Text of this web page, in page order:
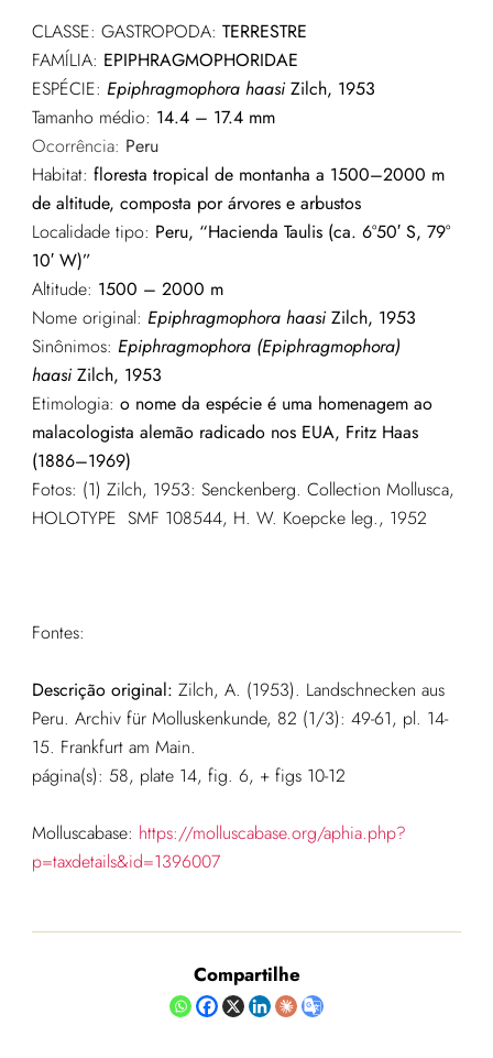
CLASSE: GASTROPODA: TERRESTRE
FAMÍLIA: EPIPHRAGMOPHORIDAE
ESPÉCIE: Epiphragmophora haasiZilch, 1953
Tamanho médio: 14.4 – 17.4 mm
Ocorrência: Peru
Habitat: floresta tropical de montanha a 1500–2000 m
de altitude, composta por árvores e arbustos
Localidade tipo: Peru, “Hacienda Taulis (ca. 6°50′ S, 79°
10′ W)”
Altitude: 1500 – 2000 m
Nome original: Epiphragmophora haasiZilch, 1953
Sinônimos: Epiphragmophora (Epiphragmophora)
haasiZilch, 1953
Etimologia: o nome da espécie é uma homenagem ao
malacologista alemão radicado nos EUA, Fritz Haas
(1886–1969)
Fotos: (1) Zilch, 1953: Senckenberg. Collection Mollusca,
HOLOTYPE SMF 108544, H. W. Koepcke leg., 1952
Fontes:
Descrição original: Zilch, A. (1953). Landschnecken aus
Peru. Archiv für Molluskenkunde, 82 (1/3): 49-61, pl. 14-
15. Frankfurt am Main.
página(s): 58, plate 14, fig. 6, + figs 10-12
Molluscabase: https://molluscabase.org/aphia.php?
p=taxdetails&id=1396007
Compartilhe